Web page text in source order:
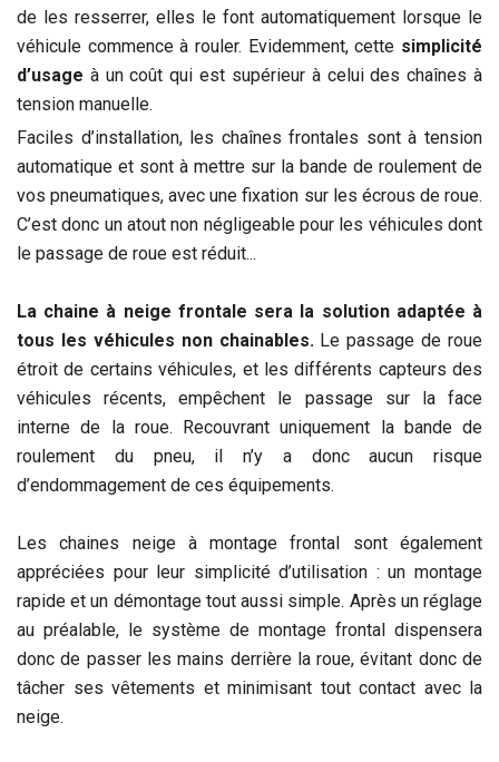
de les resserrer, elles le font automatiquement lorsque le
véhicule commence à rouler. Evidemment, cette simplicité
d’usage à un coût qui est supérieur à celui des chaînes à
tension manuelle.
Faciles d’installation, les chaînes frontales sont à tension
automatique et sont à mettre sur la bande de roulement de
vos pneumatiques, avec une fixation sur les écrous de roue.
C’est donc un atout non négligeable pour les véhicules dont
le passage de roue est réduit...
La chaine à neige frontale sera la solution adaptée à
tous les véhicules non chainables. Le passage de roue
étroit de certains véhicules, et les différents capteurs des
véhicules récents, empêchent le passage sur la face
interne de la roue. Recouvrant uniquement la bande de
roulement du pneu, il n’y a donc aucun risque
d’endommagement de ces équipements.
Les chaines neige à montage frontal sont également
appréciées pour leur simplicité d’utilisation : un montage
rapide et un démontage tout aussi simple. Après un réglage
au préalable, le système de montage frontal dispensera
donc de passer les mains derrière la roue, évitant donc de
tâcher ses vêtements et minimisant tout contact avec la
neige.